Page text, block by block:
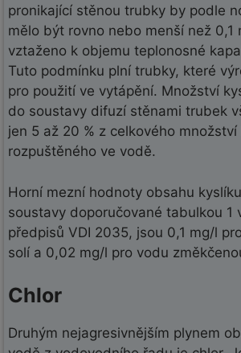
pronikající stěnou trubky by podle
mělo být rovno nebo menší než 0,1
vztaženo k objemu teplonosné
Tuto podmínku plní trubky, které
pro použití ve vytápění. Množství
do soustavy difuzí stěnami trubek
jen 5 až 20 % z celkového množství
rozpuštěného ve vodě.
Horní mezní hodnoty obsahu
soustavy doporučované tabulkou 1
předpisů VDI 2035, jsou 0,1 mg/l
solí a 0,02 mg/l pro vodu
Chlor
Druhým nejagresivnějším plynem